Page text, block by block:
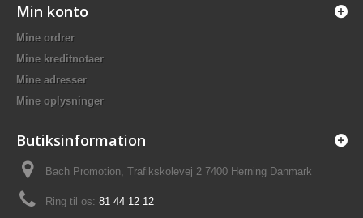
Min konto
Mine ordrer
Mine kreditnotaer
Mine adresser
Mine oplysninger
Butiksinformation
Bach Promotion, Trafikskolevej 2 7400 Herning Danmark
Ring til os: 81 44 12 12